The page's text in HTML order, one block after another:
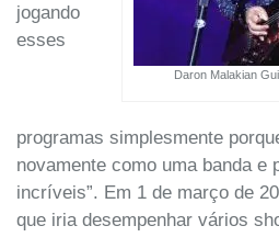
Daron Malakian
jogando
esses
programas simplesmente
novamente como uma banda e
incríveis”. Em 1 de março de
que iria desempenhar vários